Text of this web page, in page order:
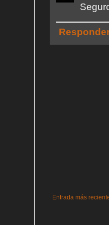
Entrada más